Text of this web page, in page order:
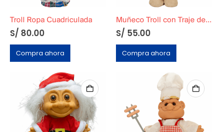
Troll Ropa Cuadriculada
S/ 80.00
Compra ahora
Muñeco Troll con Traje de Vaquero Azul
S/ 55.00
Compra ahora